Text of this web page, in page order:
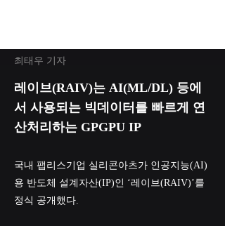
최태우 기자
레이브(RAIV)는 AI(ML/DL) 등에
서 사용되는 빅데이터를 빠르게 연
산처리하는 GPGPU IP
국내 팹리스기업 실리콘아츠가 인공지능(AI)
용 반도체 설계자산(IP)인 ‘레이브(RAIV)’를
정식 공개했다.